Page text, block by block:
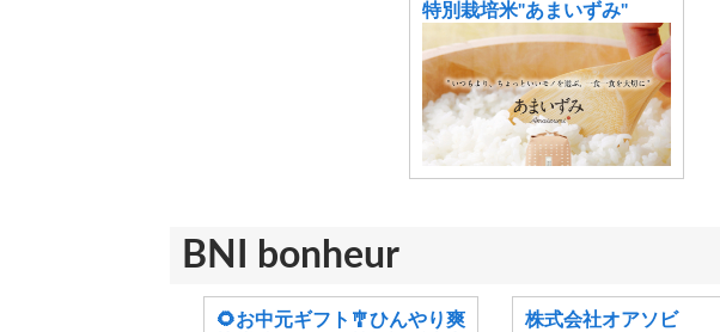
特別栽培米"あまいずみ"
BNI bonheur
🌻お中元ギフト🎐ひんやり爽
株式会社オアソビ